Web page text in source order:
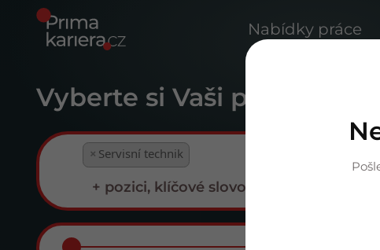
Nabídky práce
Vyberte si Vaši prima
× Servisní technik